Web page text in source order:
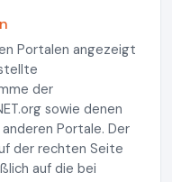
Portalen angezeigt
der
sowie denen
Portale. Der
der rechten Seite
auf die bei